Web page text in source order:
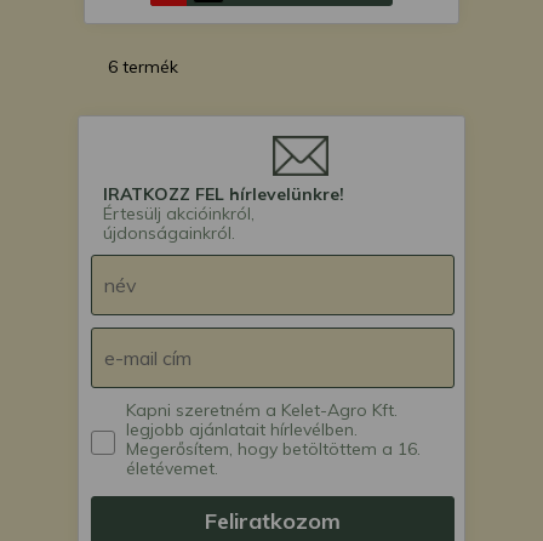
6 termék
IRATKOZZ FEL hírlevelünkre!
Értesülj akcióinkról,
újdonságainkról.
Kapni szeretném a Kelet-Agro Kft.
legjobb ajánlatait hírlevélben.
Megerősítem, hogy betöltöttem a 16.
életévemet.
Feliratkozom